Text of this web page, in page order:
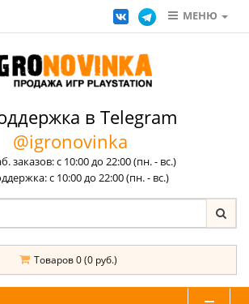
МЕНЮ
в Telegram
@igronovinka
заказов: с 10:00 до 22:00 (пн. - вс.)
с 10:00 до 22:00 (пн. - вс.)
Товаров 0 (0 руб.)